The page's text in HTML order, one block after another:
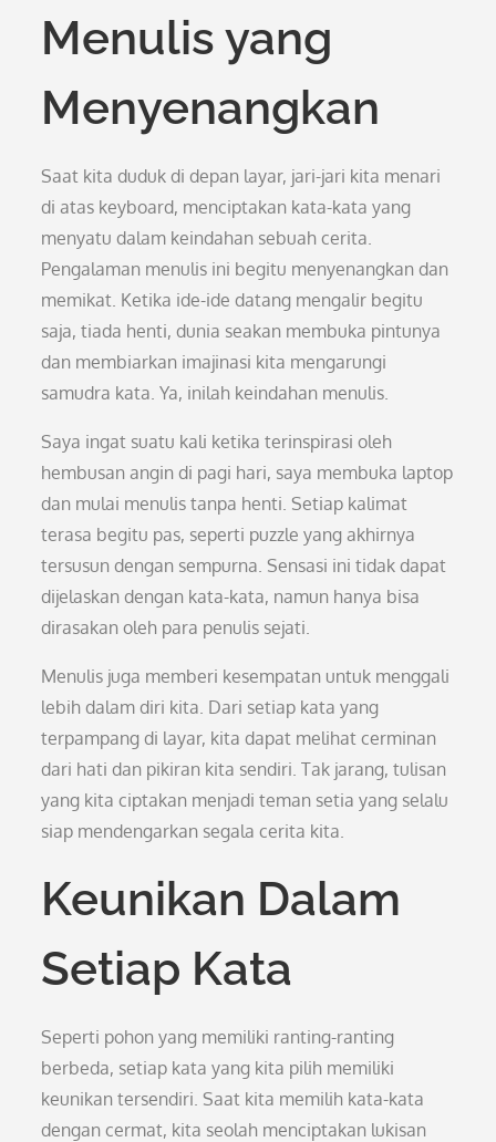
Menulis yang
Menyenangkan
Saat kita duduk di depan layar, jari-jari kita menari
di atas keyboard, menciptakan kata-kata yang
menyatu dalam keindahan sebuah cerita.
Pengalaman menulis ini begitu menyenangkan dan
memikat. Ketika ide-ide datang mengalir begitu
saja, tiada henti, dunia seakan membuka pintunya
dan membiarkan imajinasi kita mengarungi
samudra kata. Ya, inilah keindahan menulis.
Saya ingat suatu kali ketika terinspirasi oleh
hembusan angin di pagi hari, saya membuka laptop
dan mulai menulis tanpa henti. Setiap kalimat
terasa begitu pas, seperti puzzle yang akhirnya
tersusun dengan sempurna. Sensasi ini tidak dapat
dijelaskan dengan kata-kata, namun hanya bisa
dirasakan oleh para penulis sejati.
Menulis juga memberi kesempatan untuk menggali
lebih dalam diri kita. Dari setiap kata yang
terpampang di layar, kita dapat melihat cerminan
dari hati dan pikiran kita sendiri. Tak jarang, tulisan
yang kita ciptakan menjadi teman setia yang selalu
siap mendengarkan segala cerita kita.
Keunikan Dalam
Setiap Kata
Seperti pohon yang memiliki ranting-ranting
berbeda, setiap kata yang kita pilih memiliki
keunikan tersendiri. Saat kita memilih kata-kata
dengan cermat, kita seolah menciptakan lukisan